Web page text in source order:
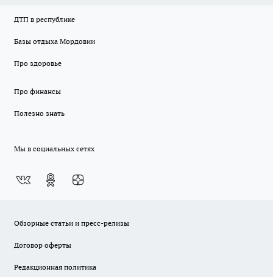
ДТП в республике
Базы отдыха Мордовии
Про здоровье
Про финансы
Полезно знать
Мы в социальных сетях
Обзорные статьи и пресс-релизы
Договор оферты
Редакционная политика